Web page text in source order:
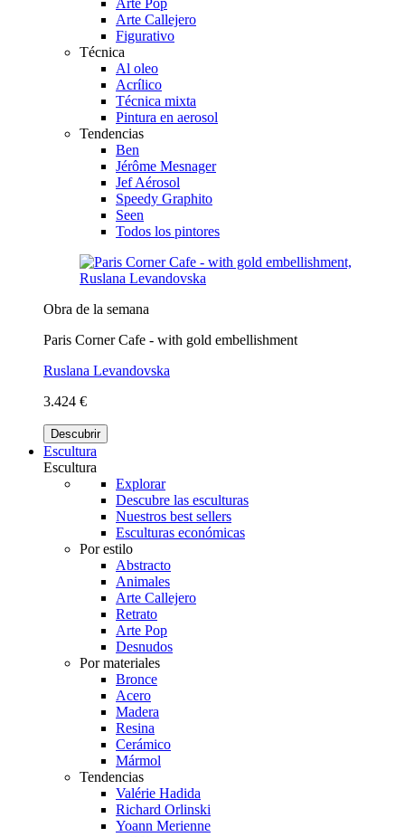
Arte Callejero
Figurativo
Técnica
Al oleo
Acrílico
Técnica mixta
Pintura en aerosol
Tendencias
Ben
Jérôme Mesnager
Jef Aérosol
Speedy Graphito
Seen
Todos los pintores
Obra de la semana
Paris Corner Cafe - with gold embellishment
Ruslana Levandovska
3.424 €
Descubrir
Escultura
Escultura
Explorar
Descubre las esculturas
Nuestros best sellers
Esculturas económicas
Por estilo
Abstracto
Animales
Arte Callejero
Retrato
Arte Pop
Desnudos
Por materiales
Bronce
Acero
Madera
Resina
Cerámico
Mármol
Tendencias
Valérie Hadida
Richard Orlinski
Yoann Merienne